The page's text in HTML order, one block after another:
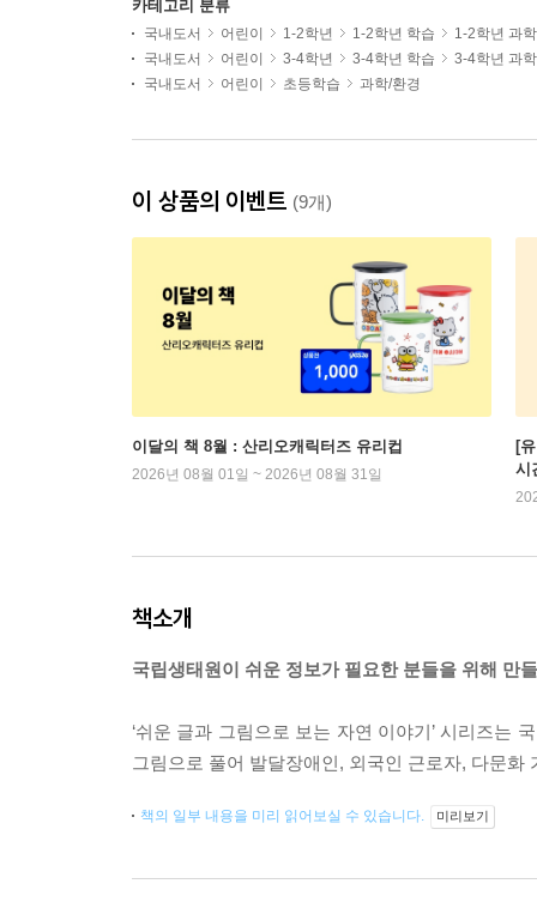
카테고리 분류
국내도서 어린이 1-2학년 1-2학년 학습
1-2학년 과
국내도서
어린이 3-4학년 3-4학년 학습
3-4학년 과
국내도서
어린이 초등학습 과학/환경
이 상품의 이벤트 (9개)
이달의 책 8월 : 산리오캐릭터즈 유리컵
2026년 08월 01일 ~ 2026년 08월 31일
[
시
책소개
국립생태원이 쉬운 정보가 필요한 분들을 위해 만
‘쉬운 글과 그림으로 보는 자연 이야기’ 시리즈는
그림으로 풀어 발달장애인, 외국인 근로자, 다문
책의 일부 내용을 미리 읽어보실 수 있습니다. 미리보기